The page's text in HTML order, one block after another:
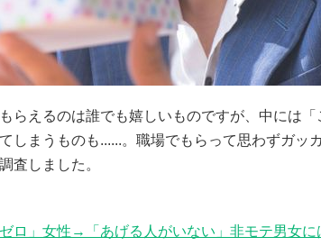
らえるのは誰でも嬉しいものですが、中には「
しまうものも......。職場でもらって思わずガッ
査しました。
ロ」女性→「あげる人がいない」非モテ男女に